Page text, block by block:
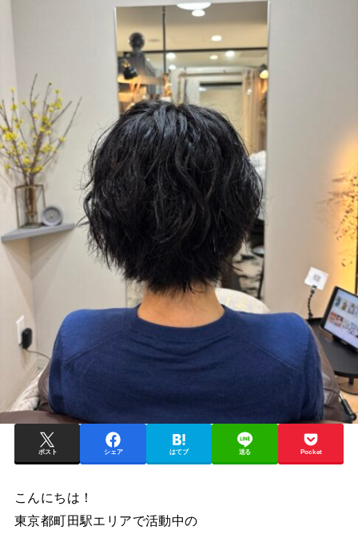
ポスト シェア はてブ 送る Pocket
こんにちは！
東京都町田駅エリアで活動中の